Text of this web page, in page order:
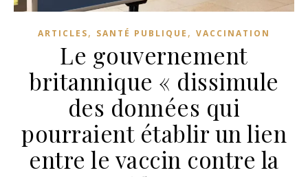
ARTICLES, SANTÉ PUBLIQUE , VACCINATION
Le gouvernement
britannique « dissimule
des données qui
pourraient établir un lien
entre le vaccin contre la